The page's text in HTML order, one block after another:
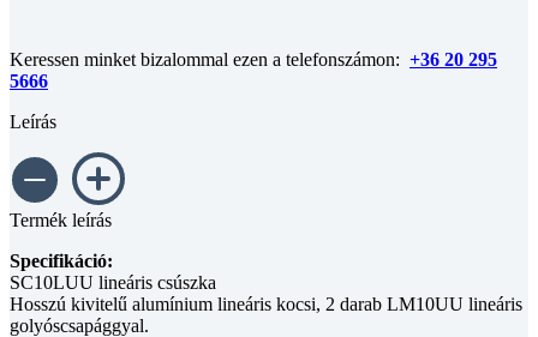
Keressen minket bizalommal ezen a telefonszámon: +36 20 295
5666
Leírás
Termék leírás
Specifikáció:
SC10LUU lineáris csúszka
Hosszú kivitelű alumínium lineáris kocsi, 2 darab LM10UU lineáris
golyóscsapággyal.